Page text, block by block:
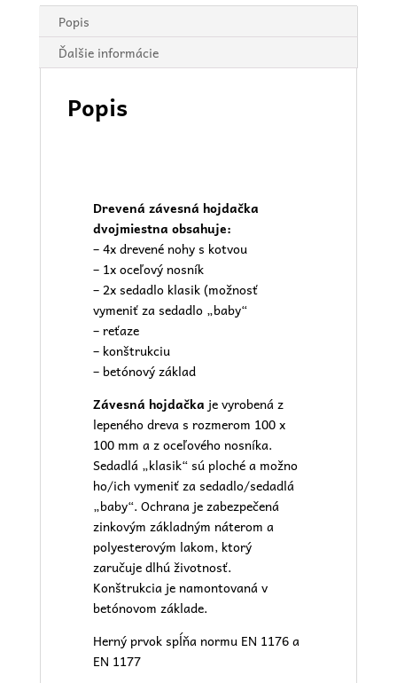
Popis
Ďalšie informácie
Popis
Drevená závesná hojdačka
dvojmiestna obsahuje:
– 4x drevené nohy s kotvou
– 1x oceľový nosník
– 2x sedadlo klasik (možnosť
vymeniť za sedadlo „baby“
– reťaze
– konštrukciu
– betónový základ
Závesná hojdačka je vyrobená z
lepeného dreva s rozmerom 100 x
100 mm a z oceľového nosníka.
Sedadlá „klasik“ sú ploché a možno
ho/ich vymeniť za sedadlo/sedadlá
„baby“. Ochrana je zabezpečená
zinkovým základným náterom a
polyesterovým lakom, ktorý
zaručuje dlhú životnosť.
Konštrukcia je namontovaná v
betónovom základe.
Herný prvok spĺňa normu EN 1176 a
EN 1177